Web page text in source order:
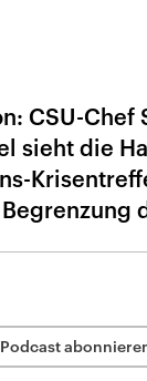
CSU-
sieht die
Podcast